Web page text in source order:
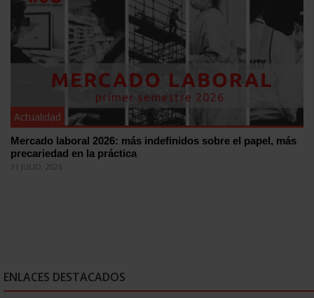
Actualidad
Mercado laboral 2026: más indefinidos sobre el papel, más
precariedad en la práctica
31 JULIO, 2026
ENLACES DESTACADOS